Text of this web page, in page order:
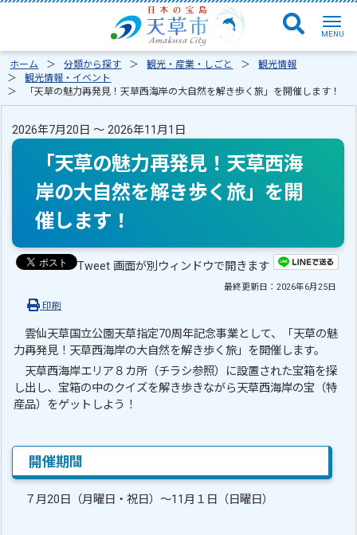
ホーム 分類から探す 観光・産業・しごと
観光情報
観光情報・イベント
「天草の魅力再発見！天草西海岸の大自然を解き歩く旅」を開催します！
2026年7月20日 ～ 2026年11月1日
「天草の魅力再発見！天草西海
岸の大自然を解き歩く旅」を開
催します！
Tweet 画面が別ウィンドウで開きます
最終更新日：2026年6月25日
印刷
雲仙天草国立公園天草指定70周年記念事業として、「天草の魅
力再発見！天草西海岸の大自然を解き歩く旅」を開催します。
天草西海岸エリア８カ所（チラシ参照）に設置された宝箱を探
し出し、宝箱の中のクイズを解き歩きながら天草西海岸の宝（特
産品）をゲットしよう！
開催期間
７月20日（月曜日・祝日）～11月１日（日曜日）